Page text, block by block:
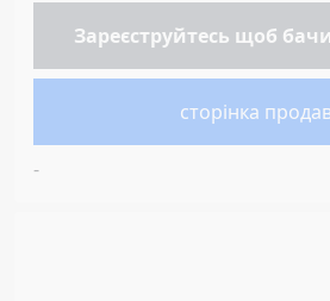
Зареєструйтесь щоб
сторінка
-